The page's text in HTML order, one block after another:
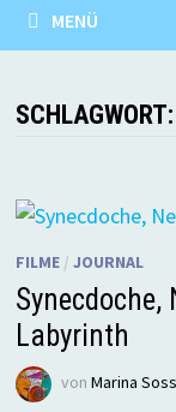
MENÜ
SCHLAGWORT:
FILME/ JOURNAL
Synecdoche,
Labyrinth
von Marina